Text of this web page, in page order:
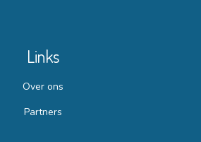
Links
Over ons
Partners